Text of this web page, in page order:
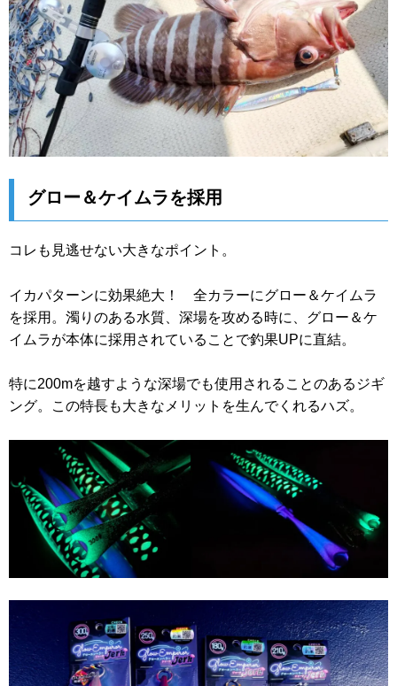
グロー＆ケイムラを採用
コレも見逃せない大きなポイント。
イカパターンに効果絶大！ 全カラーにグロー＆ケイムラ
を採用。濁りのある水質、深場を攻める時に、グロー＆ケ
イムラが本体に採用されていることで釣果UPに直結。
特に200mを越すような深場でも使用されることのあるジギ
ング。この特長も大きなメリットを生んでくれるハズ。